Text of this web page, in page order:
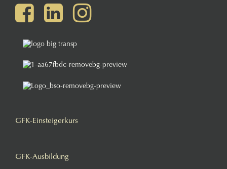
GFK-Einsteigerkurs
GFK-Ausbildung